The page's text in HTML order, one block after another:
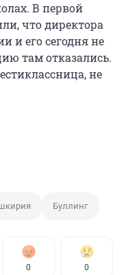
В первой
что директора
и его сегодня не
там отказались.
не
Буллинг
0 0